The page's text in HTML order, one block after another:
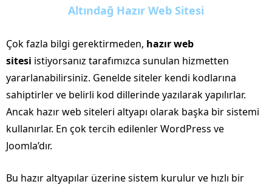
Altındağ Hazır Web Sitesi
Çok fazla bilgi gerektirmeden, hazır web
sitesi istiyorsanız tarafımızca sunulan hizmetten
yararlanabilirsiniz. Genelde siteler kendi kodlarına
sahiptirler ve belirli kod dillerinde yazılarak yapılırlar.
Ancak hazır web siteleri altyapı olarak başka bir sistemi
kullanırlar. En çok tercih edilenler WordPress ve
Joomla’dır.
Bu hazır altyapılar üzerine sistem kurulur ve hızlı bir